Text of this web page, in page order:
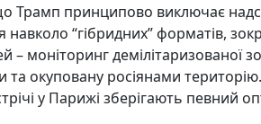
Трамп принципово виключає
навколо “гібридних” форматів,
– моніторинг
та окуповану росіянами
у Парижі зберігають певний